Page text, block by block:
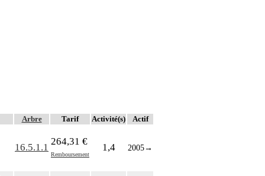
Arbre Tarif Activité(s) Actif
16.5.1.1
264,31 €
Remboursement
1,4 2005→